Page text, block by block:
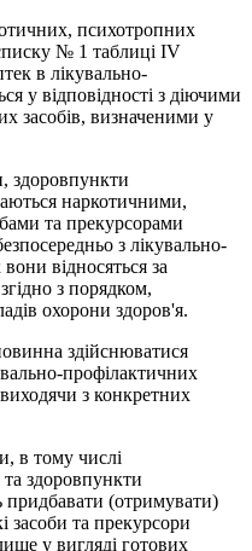
психотропних
№ 1 таблиці IV
в лікувально-
у відповідності з діючими
засобів, визначеними у
здоровпункти
наркотичними,
та прекурсорами
з лікувально-
відносяться за
з порядком,
охорони здоров'я.
здійснюватися
профілактичних
з конкретних
в тому числі
здоровпункти
(отримувати)
засоби та прекурсори
у вигляді готових